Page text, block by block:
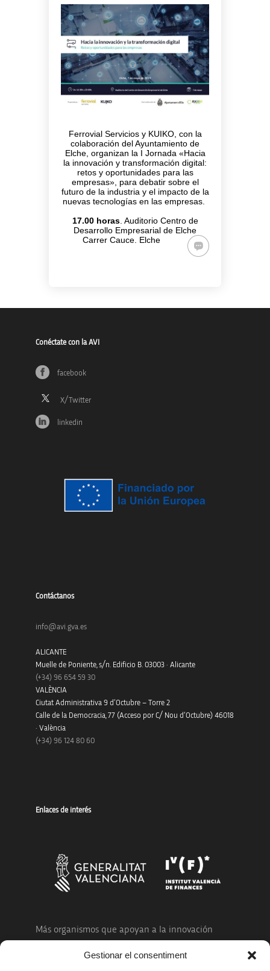
Gestionar el consentiment
Ferrovial Servicios y KUIKO, con la
colaboración del Ayuntamiento de
Elche, organizan la I Jornada «Hacia
la innovación y transformación digital:
retos y oportunidades para las
empresas», para debatir sobre el
futuro de la industria y el impacto de la
nuevas tecnologías en las empresas.
17.00 horas. Auditorio Centro de
Desarrollo Empresarial de Elche
Carrer Cauce. Elche
Conéctate con la AVI
facebook
linkedin
Contáctanos
info@avi.gva.es
ALICANTE
Muelle de Poniente, s/n. Edificio B. 03003 · Alicante
(+34) 96 654 59 30
VALÈNCIA
Ciutat Administrativa 9 d’Octubre – Torre 2
Calle de la Democracia, 77 (Acceso por C/ Nou d’Octubre) 46018
· València
(+34) 96 124 80 60
Enlaces de interés
Más organismos que apoyan a la innovación